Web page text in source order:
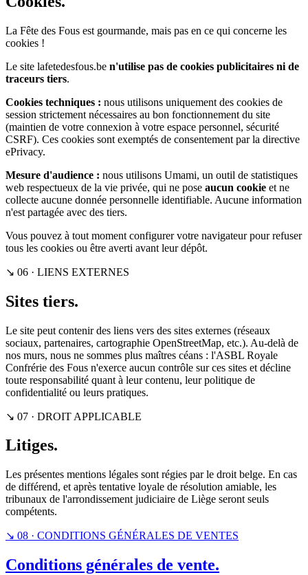
La Fête des Fous est gourmande, mais pas en ce qui concerne les
cookies !
Le site lafetedesfous.be n'utilise pas de cookies publicitaires ni de
traceurs tiers.
Cookies techniques : nous utilisons uniquement des cookies de
session strictement nécessaires au bon fonctionnement du site
(maintien de votre connexion à votre espace personnel, sécurité
CSRF). Ces cookies sont exemptés de consentement par la directive
ePrivacy.
Mesure d'audience : nous utilisons Umami, un outil de statistiques
web respectueux de la vie privée, qui ne pose aucun cookie et ne
collecte aucune donnée personnelle identifiable. Aucune information
n'est partagée avec des tiers.
Vous pouvez à tout moment configurer votre navigateur pour refuser
tous les cookies ou être averti avant leur dépôt.
↘ 06 · LIENS EXTERNES
Sites tiers.
Le site peut contenir des liens vers des sites externes (réseaux
sociaux, partenaires, cartographie OpenStreetMap, etc.). Au-delà de
nos murs, nous ne sommes plus maîtres céans : l'ASBL Royale
Confrérie des Fous n'exerce aucun contrôle sur ces sites et décline
toute responsabilité quant à leur contenu, leur politique de
confidentialité ou leurs pratiques.
↘ 07 · DROIT APPLICABLE
Litiges.
Les présentes mentions légales sont régies par le droit belge. En cas
de différend, et après tentative loyale de résolution amiable, les
tribunaux de l'arrondissement judiciaire de Liège seront seuls
compétents.
↘ 08 · CONDITIONS GÉNÉRALES DE VENTES
Conditions générales de vente.